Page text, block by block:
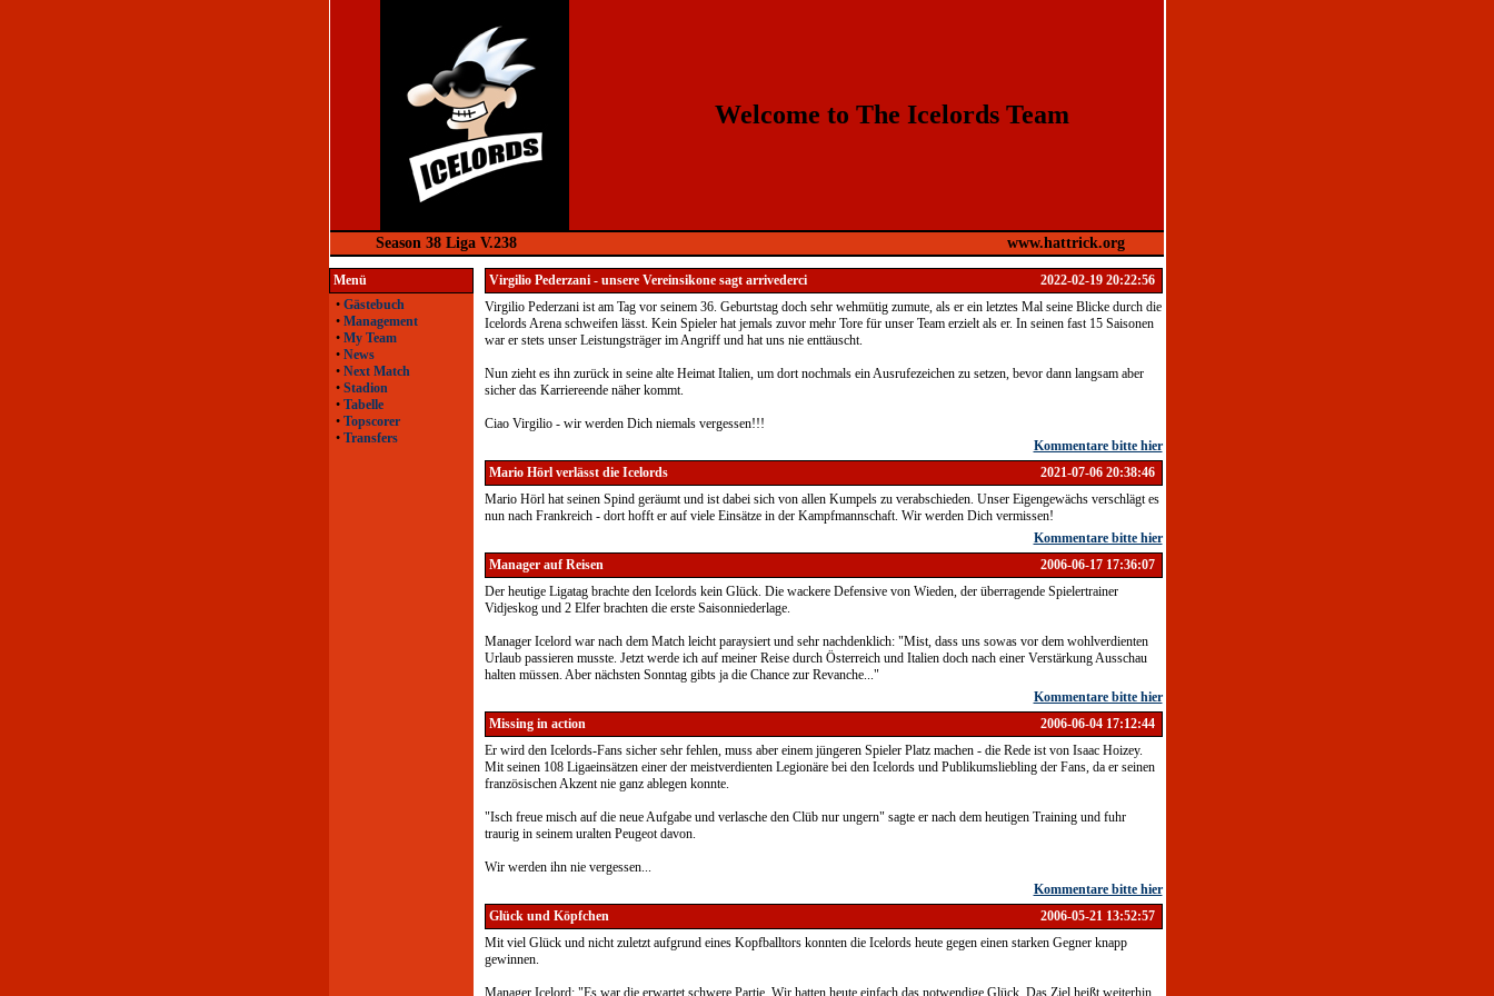
Welcome to The Icelords Team
Season 38 Liga V.238 www.hattrick.org
Menü
• Gästebuch
• Management
• My Team
• News
• Next Match
• Stadion
• Tabelle
• Topscorer
• Transfers
Virgilio Pederzani - unsere Vereinsikone sagt arrivederci
2022-02-19 20:22:56
Virgilio Pederzani ist am Tag vor seinem 36. Geburtstag doch sehr wehmütig zumute, als er ein letztes Mal seine Blicke durch die
Icelords Arena schweifen lässt. Kein Spieler hat jemals zuvor mehr Tore für unser Team erzielt als er. In seinen fast 15 Saisonen
war er stets unser Leistungsträger im Angriff und hat uns nie enttäuscht.
Nun zieht es ihn zurück in seine alte Heimat Italien, um dort nochmals ein Ausrufezeichen zu setzen, bevor dann langsam aber
sicher das Karriereende näher kommt.
Ciao Virgilio - wir werden Dich niemals vergessen!!!
Kommentare bitte hier
Mario Hörl verlässt die Icelords
2021-07-06 20:38:46
Mario Hörl hat seinen Spind geräumt und ist dabei sich von allen Kumpels zu verabschieden. Unser Eigengewächs verschlägt es
nun nach Frankreich - dort hofft er auf viele Einsätze in der Kampfmannschaft. Wir werden Dich vermissen!
Kommentare bitte hier
Manager auf Reisen
2006-06-17 17:36:07
Der heutige Ligatag brachte den Icelords kein Glück. Die wackere Defensive von Wieden, der überragende Spielertrainer
Vidjeskog und 2 Elfer brachten die erste Saisonniederlage.
Manager Icelord war nach dem Match leicht paraysiert und sehr nachdenklich: "Mist, dass uns sowas vor dem wohlverdienten
Urlaub passieren musste. Jetzt werde ich auf meiner Reise durch Österreich und Italien doch nach einer Verstärkung Ausschau
halten müssen. Aber nächsten Sonntag gibts ja die Chance zur Revanche..."
Kommentare bitte hier
Missing in action
2006-06-04 17:12:44
Er wird den Icelords-Fans sicher sehr fehlen, muss aber einem jüngeren Spieler Platz machen - die Rede ist von Isaac Hoizey.
Mit seinen 108 Ligaeinsätzen einer der meistverdienten Legionäre bei den Icelords und Publikumsliebling der Fans, da er seinen
französischen Akzent nie ganz ablegen konnte.
"Isch freue misch auf die neue Aufgabe und verlasche den Clüb nur ungern" sagte er nach dem heutigen Training und fuhr
traurig in seinem uralten Peugeot davon.
Wir werden ihn nie vergessen...
Kommentare bitte hier
Glück und Köpfchen
2006-05-21 13:52:57
Mit viel Glück und nicht zuletzt aufgrund eines Kopfballtors konnten die Icelords heute gegen einen starken Gegner knapp
gewinnen.
Manager Icelord: "Es war die erwartet schwere Partie. Wir hatten heute einfach das notwendige Glück. Das Ziel heißt weiterhin